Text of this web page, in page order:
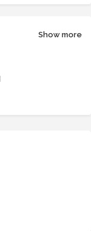
Show more